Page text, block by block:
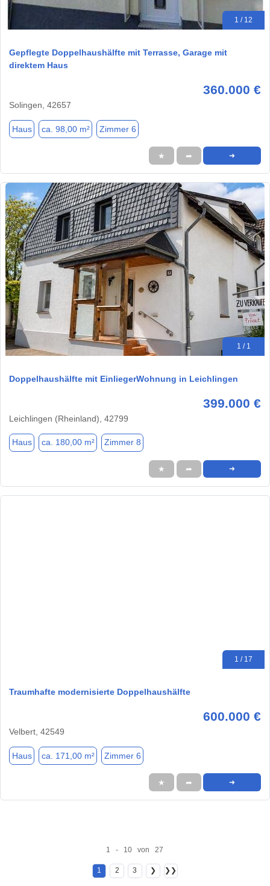
1 / 12
Gepflegte Doppelhaushälfte mit Terrasse, Garage mit
direktem Haus
360.000 €
Solingen, 42657
Haus ca. 98,00 m² Zimmer 6
★ ➦ ➜
1 / 1
Doppelhaushälfte mit EinliegerWohnung in Leichlingen
399.000 €
Leichlingen (Rheinland), 42799
Haus ca. 180,00 m² Zimmer 8
★ ➦ ➜
1 / 17
Traumhafte modernisierte Doppelhaushälfte
600.000 €
Velbert, 42549
Haus ca. 171,00 m² Zimmer 6
★ ➦ ➜
1 - 10 von 27
1 2 3 ❯ ❯❯